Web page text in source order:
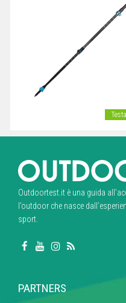
Outdoortest.it è una guida
l’outdoor che nasce
sport.
PARTNERS